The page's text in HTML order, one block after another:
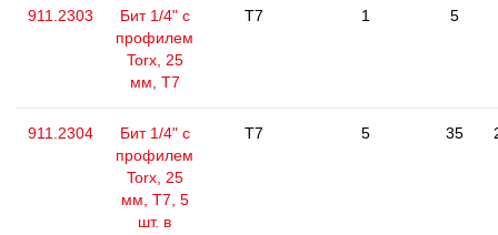
911.2303
Бит 1/4" с
профилем
Torx, 25
мм, Т7
T7 1 5
911.2304
Бит 1/4" с
профилем
Torx, 25
мм, Т7, 5
шт. в
T7 5 35